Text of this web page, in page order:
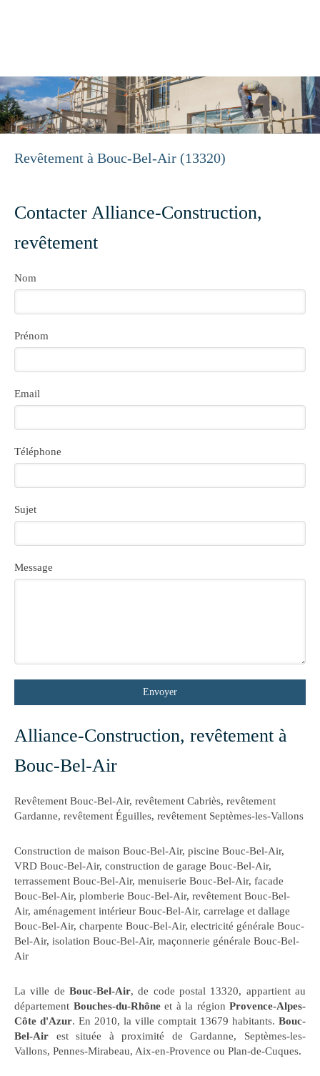
Revêtement à Bouc-Bel-Air (13320)
Contacter Alliance-Construction,
revêtement
Nom
Prénom
Email
Téléphone
Sujet
Message
Envoyer
Alliance-Construction, revêtement à
Bouc-Bel-Air
Revêtement Bouc-Bel-Air, revêtement Cabriès, revêtement
Gardanne, revêtement Éguilles, revêtement Septèmes-les-Vallons
Construction de maison Bouc-Bel-Air, piscine Bouc-Bel-Air,
VRD Bouc-Bel-Air, construction de garage Bouc-Bel-Air,
terrassement Bouc-Bel-Air, menuiserie Bouc-Bel-Air, facade
Bouc-Bel-Air, plomberie Bouc-Bel-Air, revêtement Bouc-Bel-
Air, aménagement intérieur Bouc-Bel-Air, carrelage et dallage
Bouc-Bel-Air, charpente Bouc-Bel-Air, electricité générale Bouc-
Bel-Air, isolation Bouc-Bel-Air, maçonnerie générale Bouc-Bel-
Air
La ville de Bouc-Bel-Air, de code postal 13320, appartient au
département Bouches-du-Rhôneet à la région Provence-Alpes-
Côte d'Azur. En 2010, la ville comptait 13679 habitants. Bouc-
Bel-Air est située à proximité de Gardanne, Septèmes-les-
Vallons, Pennes-Mirabeau, Aix-en-Provence ou Plan-de-Cuques.